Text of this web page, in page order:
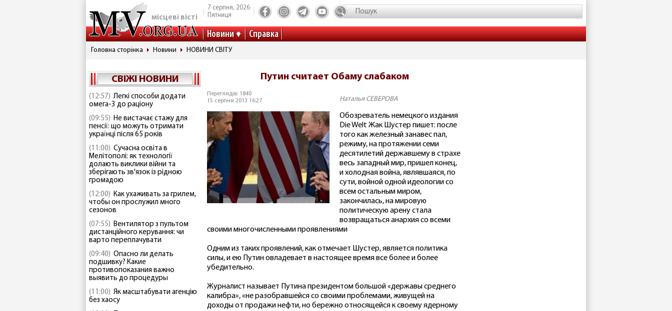
місцеві вісті
7 серпня, 2026
Пятниця
Новини Справка
Головна сторінка Новини НОВИНИ СВІТУ
СВІЖІ НОВИНИ
(12:57) Легкі способи додати
омега-3 до раціону
(09:55) Не вистачає стажу для
пенсії: що можуть отримати
українці після 65 років
(11:00) Сучасна освіта в
Мелітополі: як технології
долають виклики війни та
зберігають зв'язок із рідною
громадою
(12:00) Как ухаживать за грилем,
чтобы он прослужил много
сезонов
(07:55) Вентилятор з пультом
дистанційного керування: чи
варто переплачувати
(09:40) Опасно ли делать
подшивку? Какие
противопоказания важно
выявить до процедуры
(11:00) Як масштабувати агенцію
без хаосу
Путин считает Обаму слабаком
Переглядів: 1840
15 серпня 2013 16:27
Наталья СЕВЕРОВА
Обозреватель немецкого издания
Die Welt Жак Шустер пишет: после
того как железный занавес пал,
режиму, на протяжении семи
десятилетий державшему в страхе
весь западный мир, пришел конец,
и холодная война, являвшаяся, по
сути, войной одной идеологии со
всем остальным миром,
закончилась, на мировую
политическую арену стала
возвращаться анархия со всеми
своими многочисленными проявлениями
Одним из таких проявлений, как отмечает Шустер, является политика
силы, и ею Путин овладевает в настоящее время все более и более
убедительно.
Журналист называет Путина президентом большой «державы среднего
калибра», «не разобравшейся со своими проблемами, живущей на
доходы от продажи нефти, но бережно относящейся к своему ядерному